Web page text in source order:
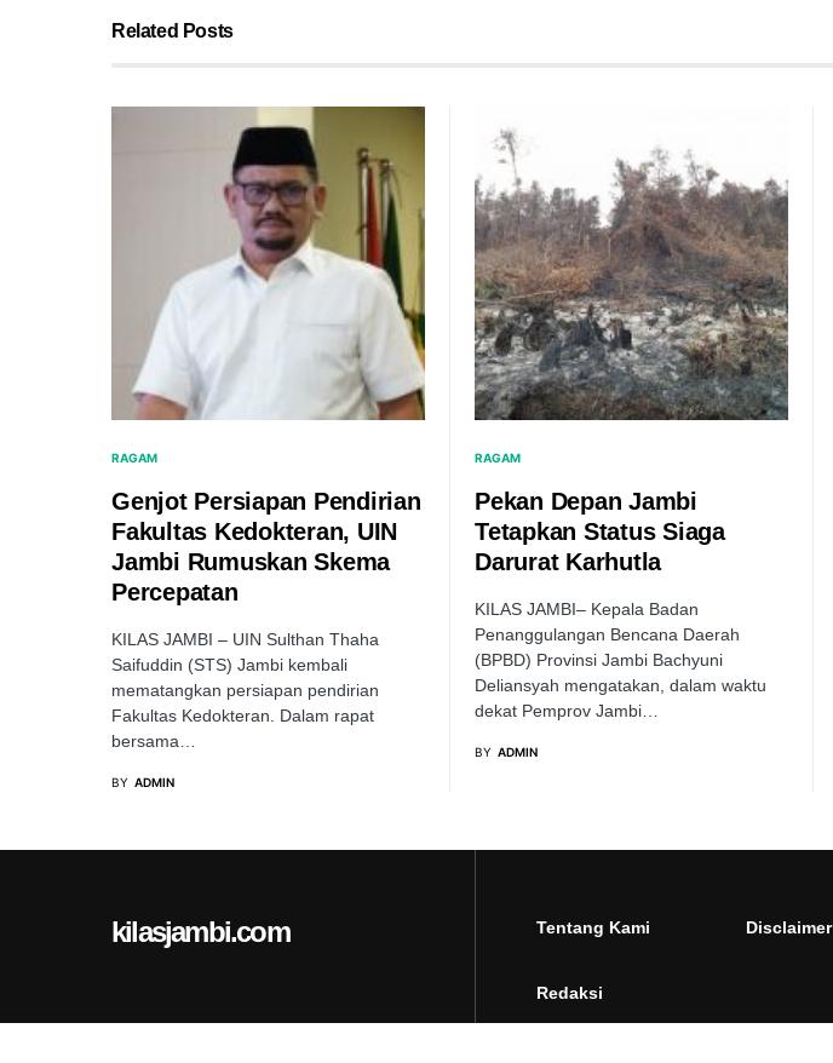
Related Posts
RAGAM
Genjot Persiapan Pendirian
Fakultas Kedokteran, UIN
Jambi Rumuskan Skema
Percepatan
KILAS JAMBI – UIN Sulthan Thaha
Saifuddin (STS) Jambi kembali
mematangkan persiapan pendirian
Fakultas Kedokteran. Dalam rapat
bersama…
BY ADMIN
RAGAM
Pekan Depan Jambi
Tetapkan Status Siaga
Darurat Karhutla
KILAS JAMBI– Kepala Badan
Penanggulangan Bencana Daerah
(BPBD) Provinsi Jambi Bachyuni
Deliansyah mengatakan, dalam waktu
dekat Pemprov Jambi…
BY ADMIN
kilasjambi.com Tentang Kami Disclaimer
Redaksi